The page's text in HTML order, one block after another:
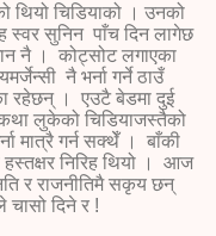
थियो चिडियाको । उनको
स्वर सुनिन पाँच दिन लागेछ
नै । कोट्सोट लगाएका
नै भर्ना गर्ने ठाउँ
रहेछन् । एउटै बेडमा दुई
लुकेको चिडियाजस्तैको
मात्रै गर्न सक्थेँ । बाँकी
निरिह थियो । आज
र राजनीतिमै सकृय छन्
चासो दिने र !